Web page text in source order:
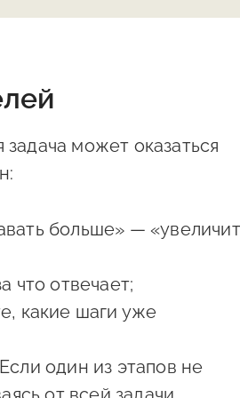
может оказаться
больше» —
что отвечает;
какие шаги уже
один из этапов не